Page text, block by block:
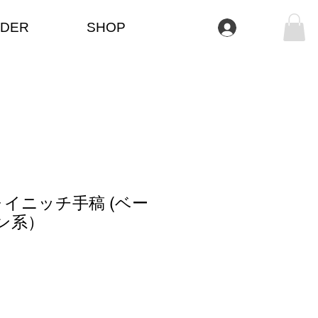
SHOP
ニッチ手稿 (ベー
）